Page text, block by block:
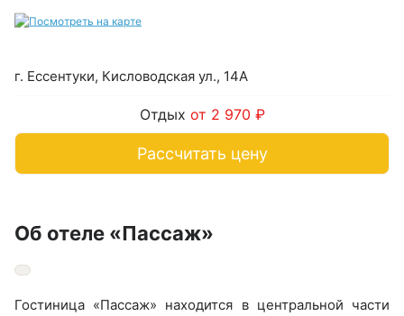
г. Ессентуки, Кисловодская ул., 14А
Отдых от 2 970 ₽
Рассчитать цену
Об отеле «Пассаж»
Гостиница «Пассаж» находится в центральной части